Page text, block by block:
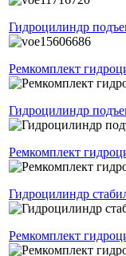
Гидроцилиндр
Ремкомплект
Гидроцилиндр
Ремкомплект
Гидроцилиндр
Ремкомплект